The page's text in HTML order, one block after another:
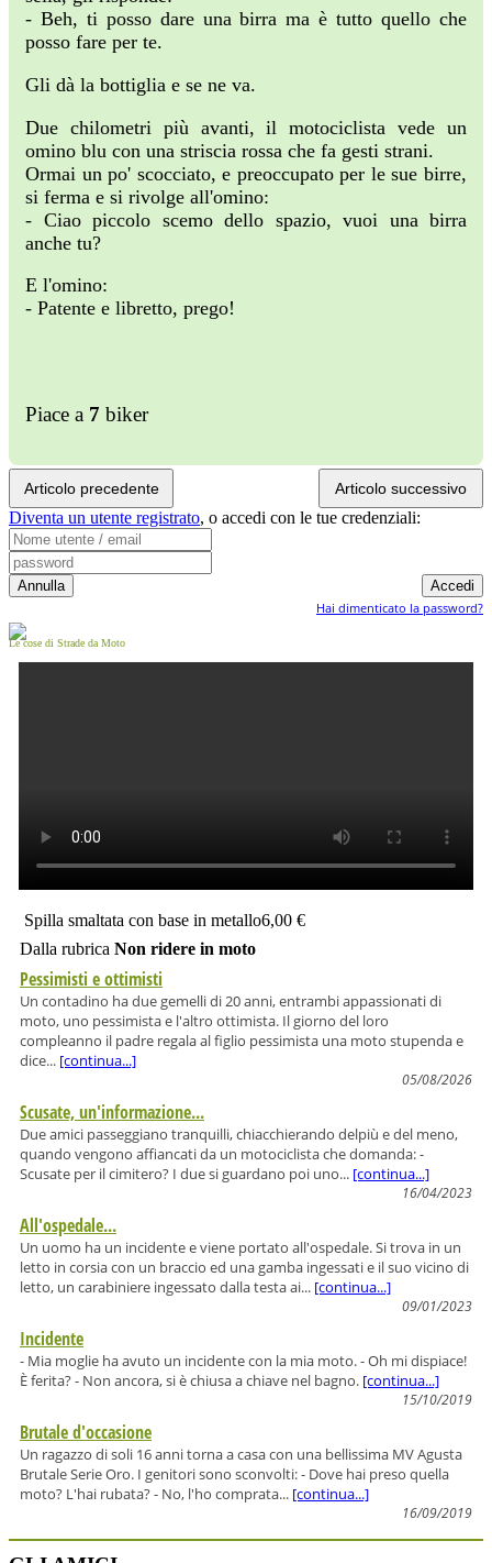
- Beh, ti posso dare una birra ma è tutto quello che
posso fare per te.
Gli dà la bottiglia e se ne va.
Due chilometri più avanti, il motociclista vede un
omino blu con una striscia rossa che fa gesti strani.
Ormai un po' scocciato, e preoccupato per le sue birre,
si ferma e si rivolge all'omino:
- Ciao piccolo scemo dello spazio, vuoi una birra
anche tu?
E l'omino:
- Patente e libretto, prego!
Piace a 7 biker
Articolo precedente Articolo successivo
Diventa un utente registrato, o accedi con le tue credenziali:
Hai dimenticato la password?
Le cose di Strade da Moto
Spilla smaltata con base in metallo6,00 €
Dalla rubrica Non ridere in moto
Pessimisti e ottimisti
Un contadino ha due gemelli di 20 anni, entrambi appassionati di
moto, uno pessimista e l'altro ottimista. Il giorno del loro
compleanno il padre regala al figlio pessimista una moto stupenda e
dice... [continua...]
05/08/2026
Scusate, un'informazione...
Due amici passeggiano tranquilli, chiacchierando delpiù e del meno,
quando vengono affiancati da un motociclista che domanda: -
Scusate per il cimitero? I due si guardano poi uno... [continua...]
16/04/2023
All'ospedale...
Un uomo ha un incidente e viene portato all'ospedale. Si trova in un
letto in corsia con un braccio ed una gamba ingessati e il suo vicino di
letto, un carabiniere ingessato dalla testa ai... [continua...]
09/01/2023
Incidente
- Mia moglie ha avuto un incidente con la mia moto. - Oh mi dispiace!
È ferita? - Non ancora, si è chiusa a chiave nel bagno. [continua...]
15/10/2019
Brutale d'occasione
Un ragazzo di soli 16 anni torna a casa con una bellissima MV Agusta
Brutale Serie Oro. I genitori sono sconvolti: - Dove hai preso quella
moto? L'hai rubata? - No, l'ho comprata... [continua...]
16/09/2019